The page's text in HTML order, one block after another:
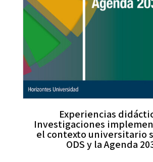
Experiencias
Investigaciones
el contexto universitario
ODS y la Agenda